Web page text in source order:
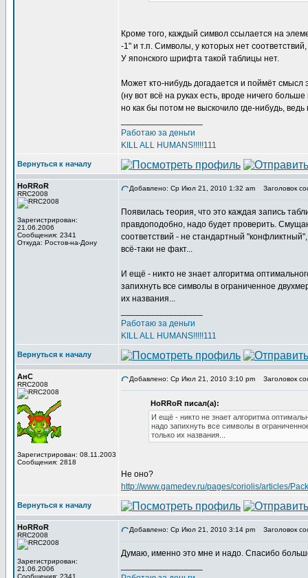
Кроме того, каждый символ ссылается на
-1" и т.п. Символы, у которых нет
У японского шрифта такой таблицы нет.
Может кто-нибудь догадается и поймёт
(ну вот всё на руках есть, вроде ничего
но как бы потом не выскочило где-нибудь,
Работаю за деньги
KILL ALL HUMANS!!!!!111
Вернуться к началу
HoRRoR
RRC2008
Зарегистрирован:
21.06.2006
Сообщения: 2341
Откуда: Ростов-на-Дону
Добавлено: Ср Июл 21, 2010 1:32 am Заголовок
Появилась теория, что это каждая запись
правдоподобно, надо будет проверить.
соответствий - не стандартный
всё-таки не факт...
И ещё - никто не знает алгоритма
запихнуть все символы в ограниченное
их названия...
Работаю за деньги
KILL ALL HUMANS!!!!!111
Вернуться к началу
АнС
RRC2008
Зарегистрирован: 08.11.2003
Сообщения: 2818
Добавлено: Ср Июл 21, 2010 3:10 pm Заголовок
HoRRoR писал(а):
И ещё - никто не знает алгоритма
надо запихнуть все символы в
только их названия...
Не оно?
http://www.gamedev.ru/pages/coriolis/articles/
Вернуться к началу
HoRRoR
RRC2008
Зарегистрирован:
21.06.2006
Сообщения: 2341
Добавлено: Ср Июл 21, 2010 3:14 pm Заголовок
Думаю, именно это мне и надо. Спасибо